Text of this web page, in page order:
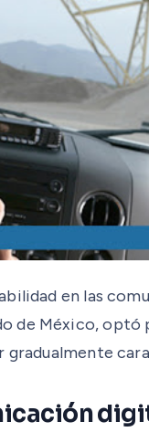
en las
de México,